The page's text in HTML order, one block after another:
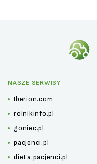
NASZE SERWISY
Iberion.com
rolnikinfo.pl
goniec.pl
pacjenci.pl
dieta.pacjenci.pl